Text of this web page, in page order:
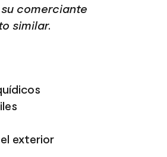
comerciante
similar.
exterior